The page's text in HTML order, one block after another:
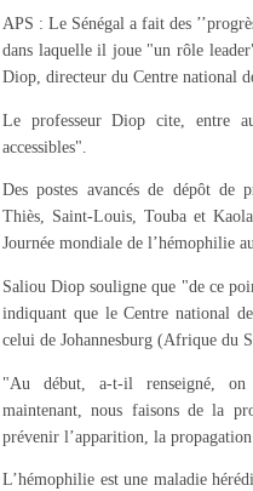
APS : Le Sénégal a fait des
dans laquelle il joue "un rôle
Diop, directeur du Centre national
Le professeur Diop cite, entre
accessibles".
Des postes avancés de dépôt de
Thiès, Saint-Louis, Touba et
Journée mondiale de l’hémophilie
Saliou Diop souligne que "de ce
indiquant que le Centre national
celui de Johannesburg (Afrique du
"Au début, a-t-il renseigné, on
maintenant, nous faisons de la
prévenir l’apparition, la
L’hémophilie est une maladie